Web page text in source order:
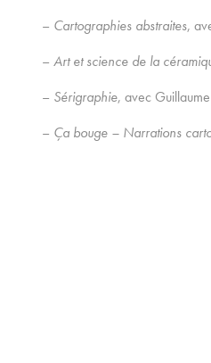
– Cartographies abstraites,
– Art et science de la
– Sérigraphie, avec
– Ça bouge – Narrations